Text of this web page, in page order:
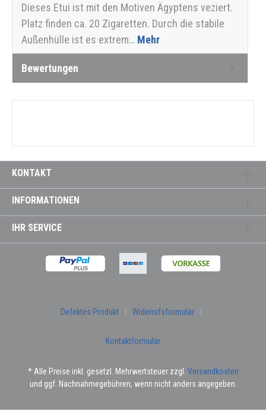
Dieses Etui ist mit den Motiven Ägyptens veziert.
Platz finden ca. 20 Zigaretten. Durch die stabile
Außenhülle ist es extrem… Mehr
Bewertungen
KONTAKT
INFORMATIONEN
IHR SERVICE
Defektes Produkt Widerrufsformular
Kontaktformular
* Alle Preise inkl. gesetzl. Mehrwertsteuer zzgl. Versandkosten
und ggf. Nachnahmegebühren, wenn nicht anders angegeben.